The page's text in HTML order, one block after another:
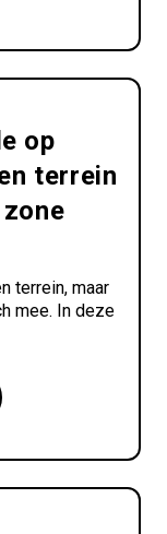
op
terrein
terrein, maar
mee. In deze